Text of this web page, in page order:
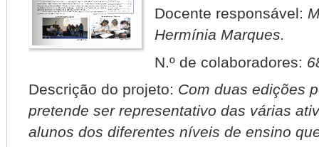
Docente responsável:
Hermínia Marques.
N.º de colaboradores:
Descrição do projeto: Com duas edições
pretende ser representativo das várias
alunos dos diferentes níveis de ensino